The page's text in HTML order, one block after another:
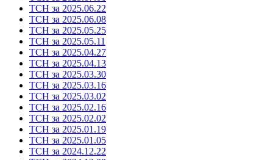
ТСН за 2025.06.22
ТСН за 2025.06.08
ТСН за 2025.05.25
ТСН за 2025.05.11
ТСН за 2025.04.27
ТСН за 2025.04.13
ТСН за 2025.03.30
ТСН за 2025.03.16
ТСН за 2025.03.02
ТСН за 2025.02.16
ТСН за 2025.02.02
ТСН за 2025.01.19
ТСН за 2025.01.05
ТСН за 2024.12.22